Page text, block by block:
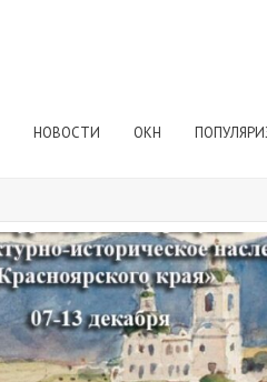
НОВОСТИ ОКН